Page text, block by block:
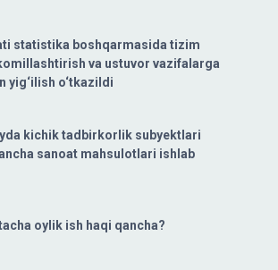
statistika boshqarmasida tizim
va ustuvor vazifalarga
yig‘ilish o‘tkazildi
kichik tadbirkorlik subyektlari
sanoat mahsulotlari ishlab
oylik ish haqi qancha?